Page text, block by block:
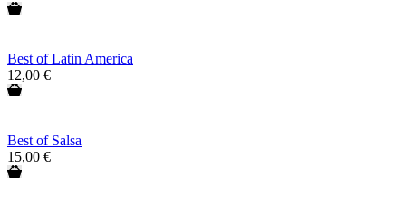
Best of Latin America
12,00 €
Best of Salsa
15,00 €